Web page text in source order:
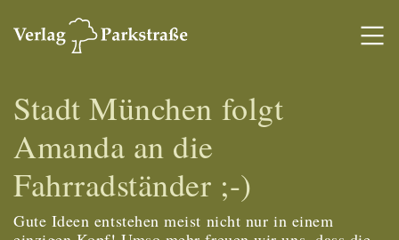
Stadt München folgt
Amanda an die
Fahrradständer ;-)
Gute Ideen entstehen meist nicht nur in einem